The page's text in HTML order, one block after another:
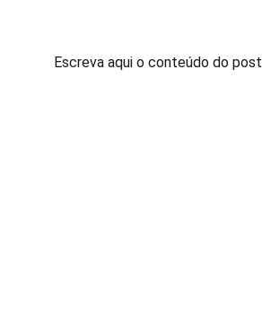
Escreva aqui o conteúdo do post